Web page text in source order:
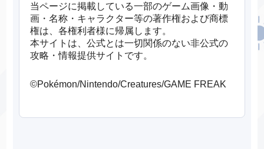
当ページに掲載している一部のゲーム画像・動
画・名称・キャラクター等の著作権および商標
権は、各権利者様に帰属します。
本サイトは、公式とは一切関係のない非公式の
攻略・情報提供サイトです。
©Pokémon/Nintendo/Creatures/GAME FREAK